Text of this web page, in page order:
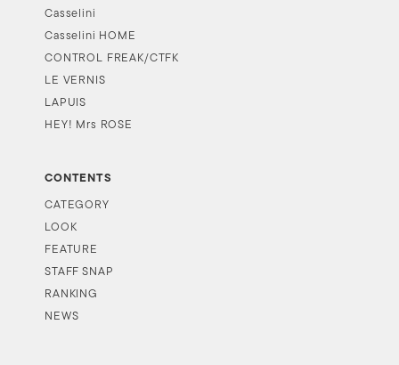
Casselini
Casselini HOME
CONTROL FREAK/CTFK
LE VERNIS
LAPUIS
HEY! Mrs ROSE
CONTENTS
CATEGORY
LOOK
FEATURE
STAFF SNAP
RANKING
NEWS